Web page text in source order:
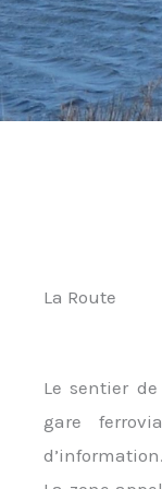
La Route
Le sentier
gare
d’information.